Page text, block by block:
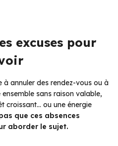
excuses pour
annuler des rendez-vous ou à
sans raison valable,
croissant… ou une énergie
que ces absences
aborder le sujet.